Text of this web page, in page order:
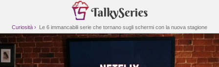
Curiosità Le 6 immancabili serie che tornano sugli schermi con la nuova stagione